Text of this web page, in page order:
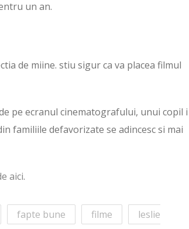
un an.
de miine. stiu sigur ca va placea filmul
pe ecranul cinematografului, unui copil i
familiile defavorizate se adincesc si mai
aici.
fapte bune filme
leslie